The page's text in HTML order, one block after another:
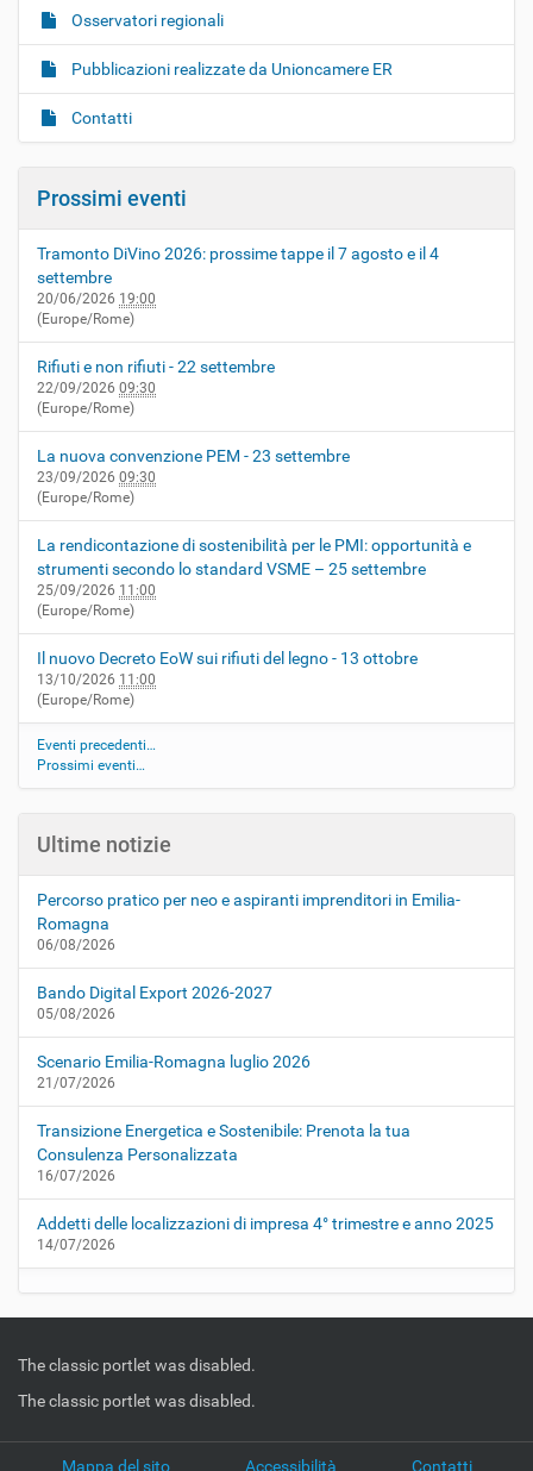
Osservatori regionali
Pubblicazioni realizzate da Unioncamere ER
Contatti
Prossimi eventi
Tramonto DiVino 2026: prossime tappe il 7 agosto e il 4
settembre
20/06/2026 19:00
(Europe/Rome)
Rifiuti e non rifiuti - 22 settembre
22/09/2026 09:30
(Europe/Rome)
La nuova convenzione PEM - 23 settembre
23/09/2026 09:30
(Europe/Rome)
La rendicontazione di sostenibilità per le PMI: opportunità e
strumenti secondo lo standard VSME – 25 settembre
25/09/2026 11:00
(Europe/Rome)
Il nuovo Decreto EoW sui rifiuti del legno - 13 ottobre
13/10/2026 11:00
(Europe/Rome)
Eventi precedenti…
Prossimi eventi…
Ultime notizie
Percorso pratico per neo e aspiranti imprenditori in Emilia-
Romagna
06/08/2026
Bando Digital Export 2026-2027
05/08/2026
Scenario Emilia-Romagna luglio 2026
21/07/2026
Transizione Energetica e Sostenibile: Prenota la tua
Consulenza Personalizzata
16/07/2026
Addetti delle localizzazioni di impresa 4° trimestre e anno 2025
14/07/2026
The classic portlet was disabled.
The classic portlet was disabled.
Mappa del sito Accessibilità Contatti